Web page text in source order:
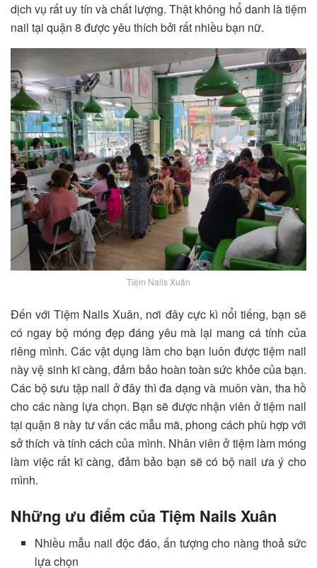
dịch vụ rất uy tín và chất lượng. Thật không hổ danh là tiệm
nail tại quận 8 được yêu thích bởi rất nhiều bạn nữ.
Tiệm Nails Xuân
Đến vớiTiệm Nails Xuân, nơi đây cực kì nổi tiếng, bạn sẽ
có ngay bộ móng đẹp đáng yêu mà lại mang cá tính của
riêng mình. Các vật dụng làm cho bạn luôn được tiệm nail
này vệ sinh kĩ càng, đảm bảo hoàn toàn sức khỏe của bạn.
Các bộ sưu tập nail ở đây thì đa dạng và muôn vàn, tha hồ
cho các nàng lựa chọn. Bạn sẽ được nhận viên ở tiệm nail
tại quận 8 này tư vấn các mẫu mã, phong cách phù hợp với
sở thích và tính cách của mình. Nhân viên ở tiệm làm móng
làm việc rất kĩ càng, đảm bảo bạn sẽ có bộ nail ưa ý cho
mình.
Những ưu điểm của Tiệm Nails Xuân
Nhiều mẫu nail độc đáo, ấn tượng cho nàng thoả sức
lựa chọn